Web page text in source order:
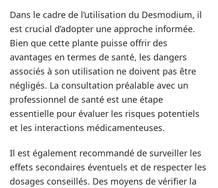
Dans le cadre de l’utilisation du Desmodium, il
est crucial d’adopter une approche informée.
Bien que cette plante puisse offrir des
avantages en termes de santé, les dangers
associés à son utilisation ne doivent pas être
négligés. La consultation préalable avec un
professionnel de santé est une étape
essentielle pour évaluer les risques potentiels
et les interactions médicamenteuses.
Il est également recommandé de surveiller les
effets secondaires éventuels et de respecter les
dosages conseillés. Des moyens de vérifier la